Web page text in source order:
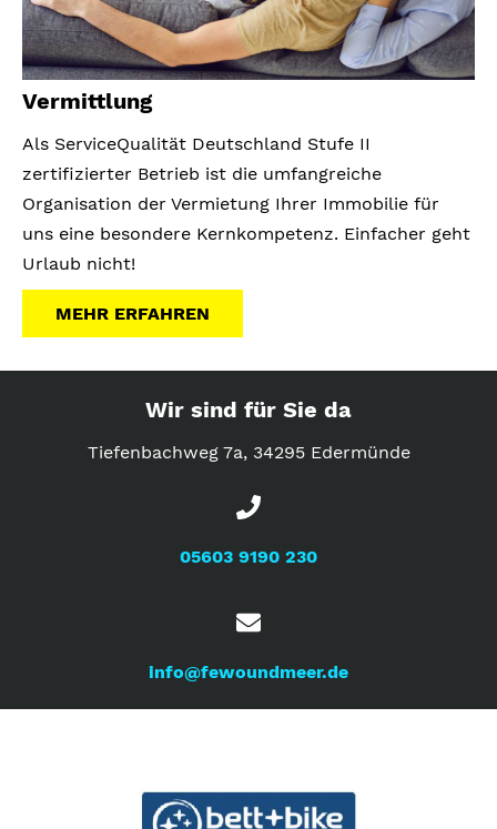
Vermittlung
Als ServiceQualität Deutschland Stufe II
zertifizierter Betrieb ist die umfangreiche
Organisation der Vermietung Ihrer Immobilie für
uns eine besondere Kernkompetenz. Einfacher geht
Urlaub nicht!
MEHR ERFAHREN
Wir sind für Sie da
Tiefenbachweg 7a, 34295 Edermünde
05603 9190 230
info@fewoundmeer.de